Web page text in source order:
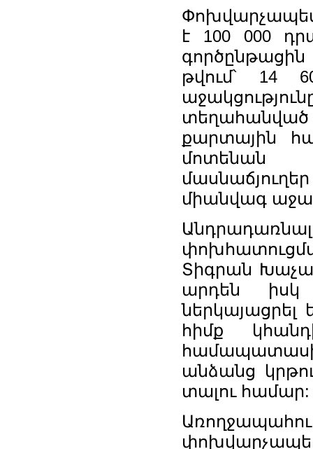
է 100 000
գործընթացին
թվում՝ 14
տեղահանված
քարտային
մոտենան
միանվագ
Տիգրան
արդեն իսկ
ներկայացրել
հիմք
անձանց
տալու համար: